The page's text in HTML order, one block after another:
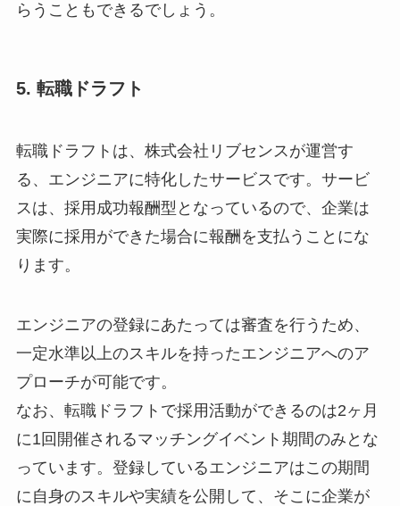
らうこともできるでしょう。
5. 転職ドラフト
転職ドラフトは、株式会社リブセンスが運営す
る、エンジニアに特化したサービスです。サービ
スは、採用成功報酬型となっているので、企業は
実際に採用ができた場合に報酬を支払うことにな
ります。
エンジニアの登録にあたっては審査を行うため、
一定水準以上のスキルを持ったエンジニアへのア
プローチが可能です。
なお、転職ドラフトで採用活動ができるのは2ヶ月
に1回開催されるマッチングイベント期間のみとな
っています。登録しているエンジニアはこの期間
に自身のスキルや実績を公開して、そこに企業が